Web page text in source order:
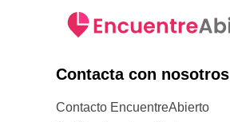
Contacta con nosotros
Contacto EncuentreAbierto